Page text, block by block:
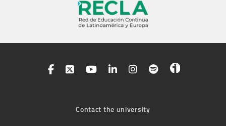
Contact the university